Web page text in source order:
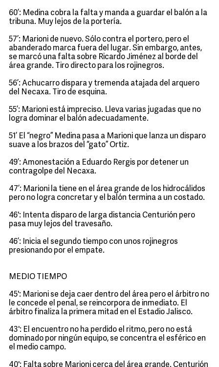
60’: Medina cobra la falta y manda a guardar el balón a la
tribuna. Muy lejos de la portería.
57’: Marioni de nuevo. Sólo contra el portero, pero el
abanderado marca fuera del lugar. Sin embargo, antes,
se marcó una falta sobre Ricardo Jiménez al borde del
área grande. Tiro directo para los rojinegros.
56’: Achucarro dispara y tremenda atajada del arquero
del Necaxa. Tiro de esquina.
55’: Marioni está impreciso. Lleva varias jugadas que no
logra dominar el balón adecuadamente.
51’ El “negro” Medina pasa a Marioni que lanza un disparo
suave a los brazos del “gato” Ortiz.
49’: Amonestación a Eduardo Rergis por detener un
contragolpe del Necaxa.
47’: Marioni la tiene en el área grande de los hidrocálidos
pero no logra concretar y el balón termina a un costado.
46': Intenta disparo de larga distancia Centurión pero
pasa muy lejos del travesaño.
46’: Inicia el segundo tiempo con unos rojinegros
presionando por el empate.
MEDIO TIEMPO
45': Marioni se deja caer dentro del área pero el árbitro no
le concede el penal, se reincorpora de inmediato. El
árbitro finaliza la primera mitad en el Estadio Jalisco.
43': El encuentro no ha perdido el ritmo, pero no está
dominado por ningún equipo, se concentra el esférico en
el medio campo.
40': Falta sobre Marioni cerca del área grande. Centurión